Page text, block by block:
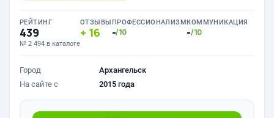
РЕЙТИНГ
439
№ 2 494 в каталоге
ОТЗЫВЫ
16
ПРОФЕССИОНАЛИЗМ
-/10
КОММУНИКАЦИЯ
-/10
Город
Архангельск
На сайте с
2015 года